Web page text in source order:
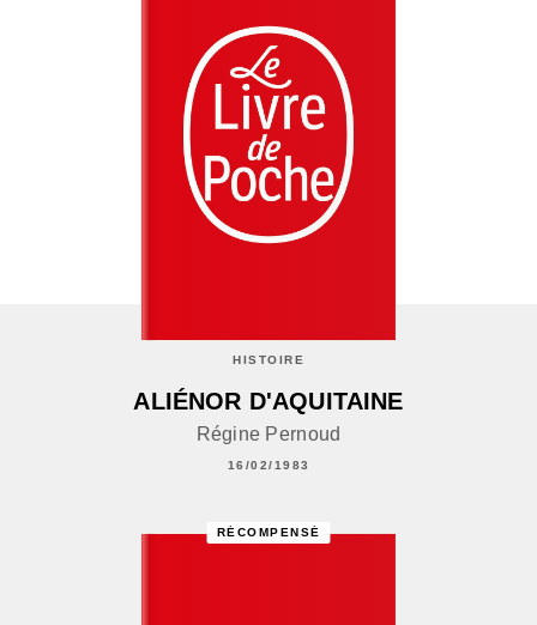
HISTOIRE
ALIÉNOR D'AQUITAINE
Régine Pernoud
16/02/1983
RÉCOMPENSÉ